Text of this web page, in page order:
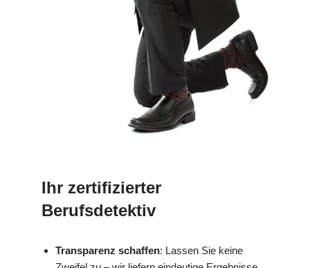
Ihr zertifizierter
Berufsdetektiv
Transparenz schaffen: Lassen Sie keine